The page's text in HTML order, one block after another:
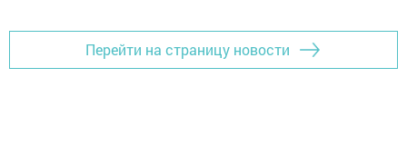
Перейти на страницу новости